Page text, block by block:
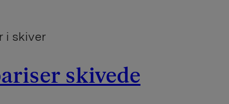
i skiver
skivede